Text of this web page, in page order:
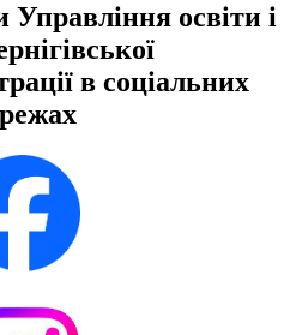
Управління освіти і
в соціальних